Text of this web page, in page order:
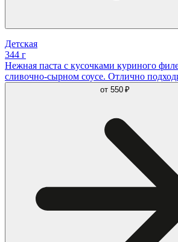
Детская
344 г
Нежная паста с кусочками куриного
сливочно-сырном соусе. Отлично
от 550 ₽